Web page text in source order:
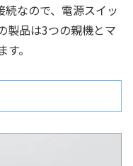
なので、電源スイッ
製品は3つの親機とマ
。